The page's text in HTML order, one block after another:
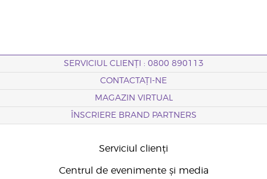
SERVICIUL CLIENȚI : 0800 890113
CONTACTAȚI-NE
MAGAZIN VIRTUAL
ÎNSCRIERE BRAND PARTNERS
Serviciul clienți
Centrul de evenimente și media